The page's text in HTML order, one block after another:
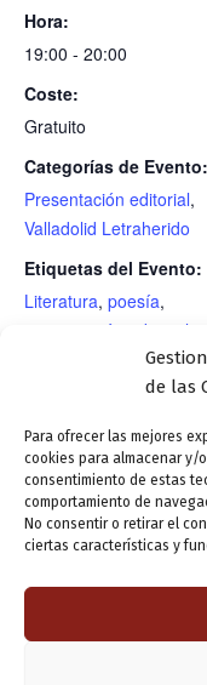
de las
Para ofrecer las mejores
cookies para almacenar y/
consentimiento de estas
comportamiento de
No consentir o retirar el
ciertas características y
Hora:
19:00 - 20:00
Coste:
Gratuito
Categorías de Evento:
Presentación editorial,
Valladolid Letraherido
Etiquetas del Evento:
Literatura, poesía,
presentación editorial
Charla: «Valladolid
organización vecinal
Valladolid a comienzos